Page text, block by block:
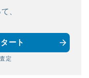
、
ート
定